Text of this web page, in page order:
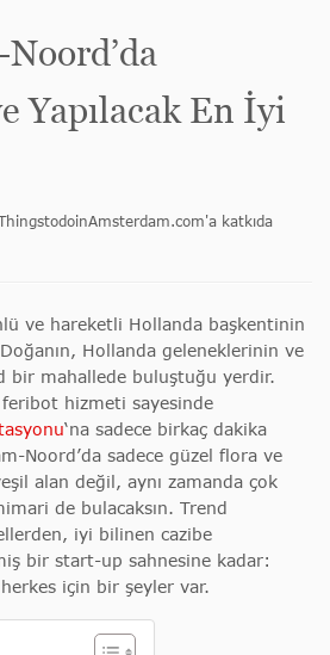
Yapılacak En İyi
katkıda
ve hareketli Hollanda başkentinin
Doğanın, Hollanda geleneklerinin ve
bir mahallede buluştuğu yerdir.
feribot hizmeti sayesinde
‘na sadece birkaç dakika
Noord’da sadece güzel flora ve
alan değil, aynı zamanda çok
de bulacaksın. Trend
iyi bilinen cazibe
bir start-up sahnesine kadar:
için bir şeyler var.